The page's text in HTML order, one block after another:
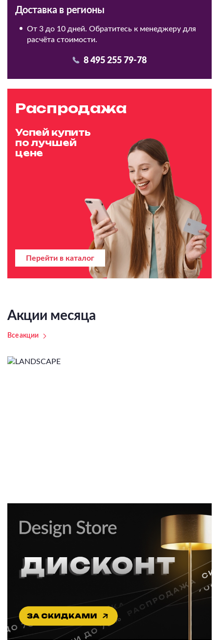
Доставка в регионы
От 3 до 10 дней. Обратитесь к менеджеру для
расчёта стоимости.
8 495 255 79-78
Распродажа
Успей купить
по лучшей
цене
Перейти в каталог
Акции месяца
Все акции